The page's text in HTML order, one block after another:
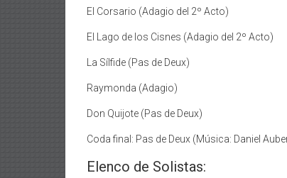
El Corsario (Adagio del 2º Acto)
El Lago de los Cisnes (Adagio del 2º Acto)
La Sílfide (Pas de Deux)
Raymonda (Adagio)
Don Quijote (Pas de Deux)
Coda final: Pas de Deux (Música: Daniel
Elenco de Solistas: